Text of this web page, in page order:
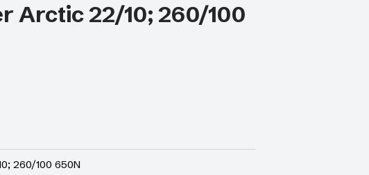
Arctic 22/10; 260/100
260/100 650N